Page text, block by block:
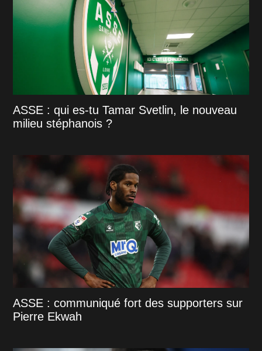
ASSE : qui es-tu Tamar Svetlin, le nouveau
milieu stéphanois ?
ASSE : communiqué fort des supporters sur
Pierre Ekwah